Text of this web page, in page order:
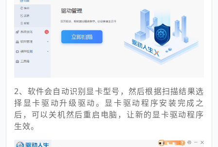
2、软件会自动识别显卡型号，然后根据扫描结果选
择显卡驱动升级驱动。显卡驱动程序安装完成之
后，可以关机然后重启电脑，让新的显卡驱动程序
生效。